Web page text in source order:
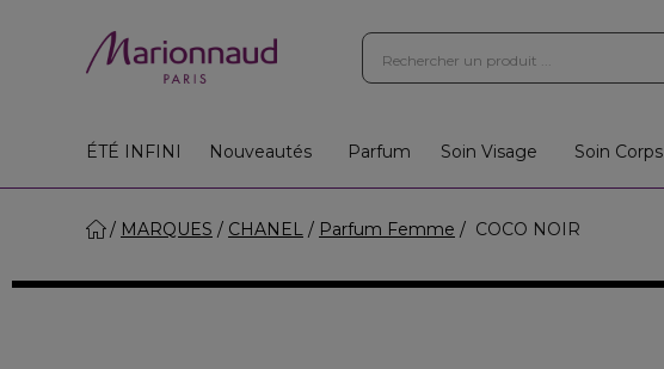
ÉTÉ INFINI Nouveautés Parfum Soin Visage Soin Corps
MARQUES CHANEL Parfum Femme COCO NOIR